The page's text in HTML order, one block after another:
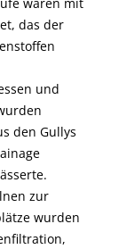
das der
und
den Gullys
zur
wurden